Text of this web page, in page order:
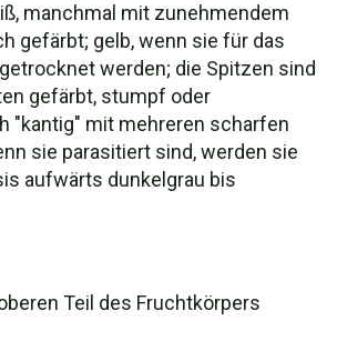
manchmal mit zunehmendem
gefärbt; gelb, wenn sie für das
werden; die Spitzen sind
gefärbt, stumpf oder
"kantig" mit mehreren scharfen
sie parasitiert sind, werden sie
aufwärts dunkelgrau bis
Teil des Fruchtkörpers